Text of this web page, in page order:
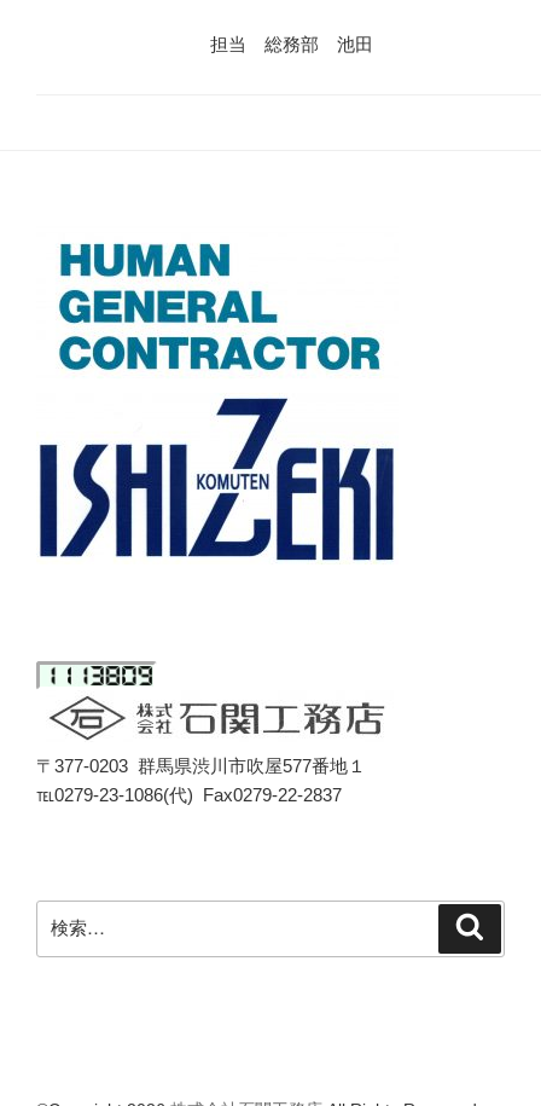
担当 総務部 池田
〒377-0203 群馬県渋川市吹屋577番地１
℡0279-23-1086(代) Fax0279-22-2837
索: